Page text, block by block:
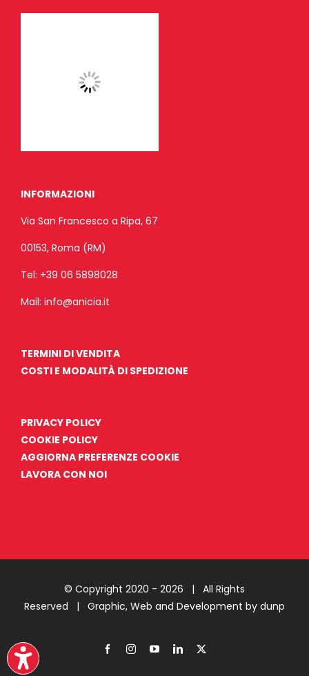
INFORMAZIONI
Via San Francesco a Ripa, 67
00153, Roma (RM)
Tel: +39 06 5898028
Mail: info@anicia.it
TERMINI DI VENDITA
COSTI E MODALITÀ DI SPEDIZIONE
PRIVACY POLICY
COOKIE POLICY
AGGIORNA PREFERENZE COOKIE
LAVORA CON NOI
© Copyright 2020 - 2026 | All Rights
Reserved | Graphic, Web and Development by dunp
FacebookInstagramYouTubeLinkedIn